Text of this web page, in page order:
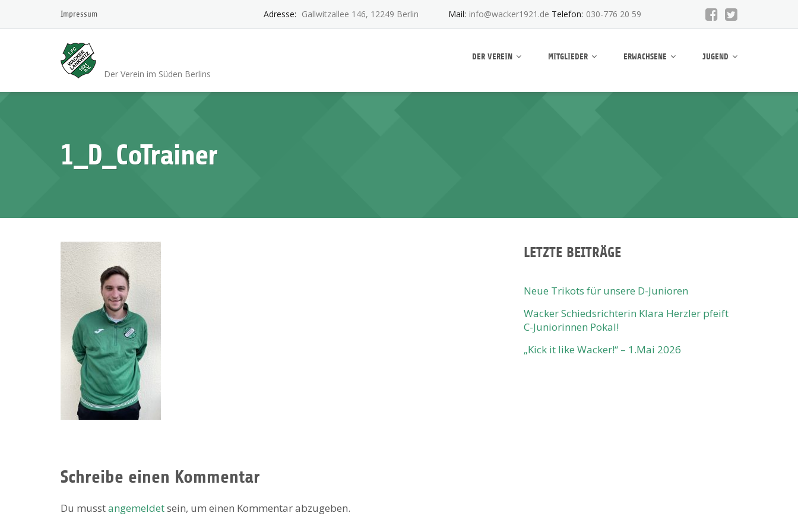
content
Impressum Adresse: Gallwitzallee 146, 12249 Berlin Mail: info@wacker1921.de Telefon: 030-776 20 59
Der Verein im Süden Berlins
DER VEREIN MITGLIEDER ERWACHSENE JUGEND
1_D_CoTrainer
Schreibe einen Kommentar
Du musstangemeldetsein, um einen Kommentar abzugeben.
LETZTE BEITRÄGE
Neue Trikots für unsere D-Junioren
Wacker Schiedsrichterin Klara Herzler pfeift
C-Juniorinnen Pokal!
„Kick it like Wacker!“ – 1.Mai 2026